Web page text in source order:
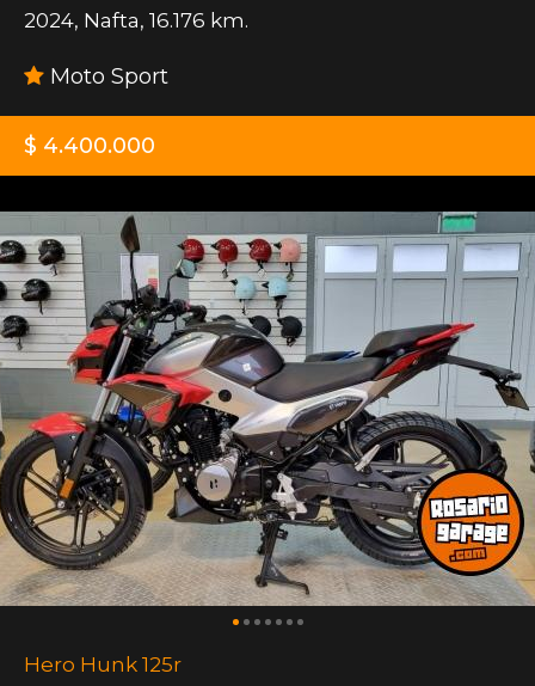
2024, Nafta, 16.176 km.
Moto Sport
$ 4.400.000
Hero Hunk 125r